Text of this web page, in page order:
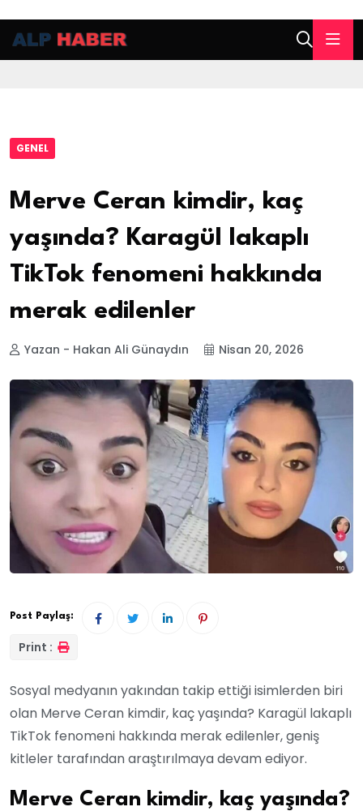
GENEL
Merve Ceran kimdir, kaç
yaşında? Karagül lakaplı
TikTok fenomeni hakkında
merak edilenler
Yazan - Hakan Ali Günaydın Nisan 20, 2026
Post Paylaş:
Print :
Sosyal medyanın yakından takip ettiği isimlerden biri
olan Merve Ceran kimdir, kaç yaşında? Karagül lakaplı
TikTok fenomeni hakkında merak edilenler, geniş
kitleler tarafından araştırılmaya devam ediyor.
Merve Ceran kimdir, kaç yaşında?